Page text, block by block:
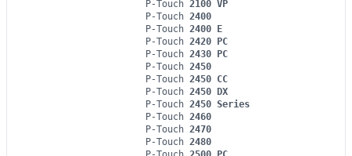
P-Touch 2100 VP
P-Touch 2400
P-Touch 2400 E
P-Touch 2420 PC
P-Touch 2430 PC
P-Touch 2450
P-Touch 2450 CC
P-Touch 2450 DX
P-Touch 2450 Series
P-Touch 2460
P-Touch 2470
P-Touch 2480